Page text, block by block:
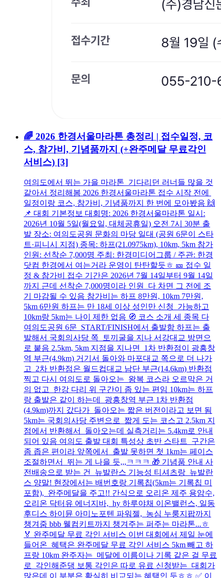
🌈 2026 한경서울마라톤 총정리 | 접수일정, 코
스, 참가비, 기념품까지 (+완주메달 무료각인
서비스) [3]
여의도에서 뛰는 가을 마라톤 기다리던 러너들 많을 것
같아서 정리해봄 2026 한경서울마라톤 접수 시작 전에
일정이랑 코스, 참가비, 기념품까지 한 번에 모아봤음 🙌
📌 대회 기본정보 대회명: 2026 한경서울마라톤 일시:
2026년 10월 5일(월요일, 대체공휴일) 오전 7시 30분 출
발 장소: 여의도공원 문화의 마당 일대 (공원 6문이 스타
트·피니시 지점) 종목: 하프(21.0975km), 10km, 5km 참가
인원: 선착순 7,000명 주최: 한경미디어그룹 / 주관: 한경
닷컴 한경에서 여는거라 운영이 탄탄할듯ㅎ 🎫 접수 일
정 & 참가비 접수 기간은 2026년 7월 14일부터 9월 14일
까지 근데 선착순 7,000명이라 인원 다 차면 그 전에 조
기 마감될 수 있음 참가비는 하프 8만원, 10km 7만원,
5km 6만원 하프는 만 18세 이상 성인만 신청 가능하고
10km랑 5km는 나이 제한 없음 🧭 코스 소개 세 종목 다
여의도공원 6문 START/FINISH에서 출발함 하프는 출
발해서 국회의사당 쪽 토끼굴을 지나 서강대교 방면으
로 붙음 2.5km, 5km 지점을 지나면 1차 반환점이 광흥창
역 부근(4.9km) 거기서 돌아와 마포대교 쪽으로 더 나가
고 2차 반환점은 월드컵대교 남단 부근(14.6km) 반환점
찍고 다시 여의도로 돌아오는 왕복 코스라 오르막은 거
의 없고 한강 다리 위 구간이 좀 있는 편임 10km는 하프
랑 출발은 같이 하는데 광흥창역 부근 1차 반환점
(4.9km)까지 갔다가 돌아오는 짧은 버전이라고 보면 됨
5km는 국회의사당 주변으로 짧게 도는 코스고 2.5km 지
점에서 반환해서 돌아오는데 실측거리는 5.4km로 안내
되어 있음 여의도 출발 대회 특성상 초반 스타트 구간은
좀 좁은 편이라 앞쪽에서 출발 못하면 첫 1km는 페이스
조절하면서 뛰는 게 나을 듯,,,ㅋㅋㅋ 🎁 기념품 안내 사
전배송으로 받는 건 뉴발란스 기능성 티셔츠랑 뉴발란
스 양말! 현장에서는 배번호랑 기록칩(5km는 기록칩 미
포함), 완주메달을 주고!! 간식으로 오리온 제주 용암수,
오리온 닥터유 에너지바, hy 하루야채 이온밸런스, 일동
후디스 하이뮨 아미노포텐 파워젤, 농심 누룽지팝까지
챙겨줌 bbb 웰컴키트까지 챙겨주는 퍼주는 마라톤...ㅎ
🏅 완주메달 무료 각인 서비스 이번 대회에서 제일 눈에
들어온 혜택은 완주메달 무료 각인 서비스 5km 빼고 하
프랑 10km 완주자는 메달에 이름이나 기록 같은 걸 무료
로 각인해준댕 보통 각인은 따로 유료 신청받는 대회가
많은데 이 부분은 확실히 비교되는 혜택인 듯ㅎㅎ ✅ 이